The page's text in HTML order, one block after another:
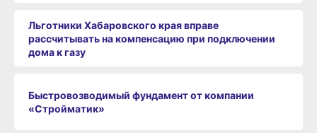
Льготники Хабаровского края вправе
рассчитывать на компенсацию при подключении
дома к газу
Быстровозводимый фундамент от компании
«Стройматик»